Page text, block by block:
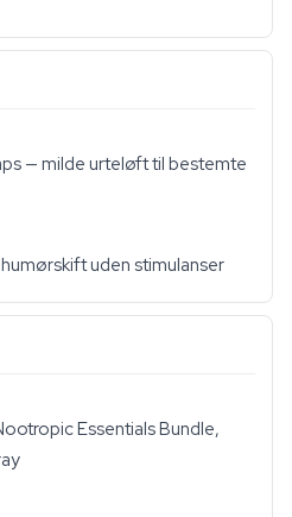
— milde urteløft til bestemte
uden stimulanser
Essentials Bundle,